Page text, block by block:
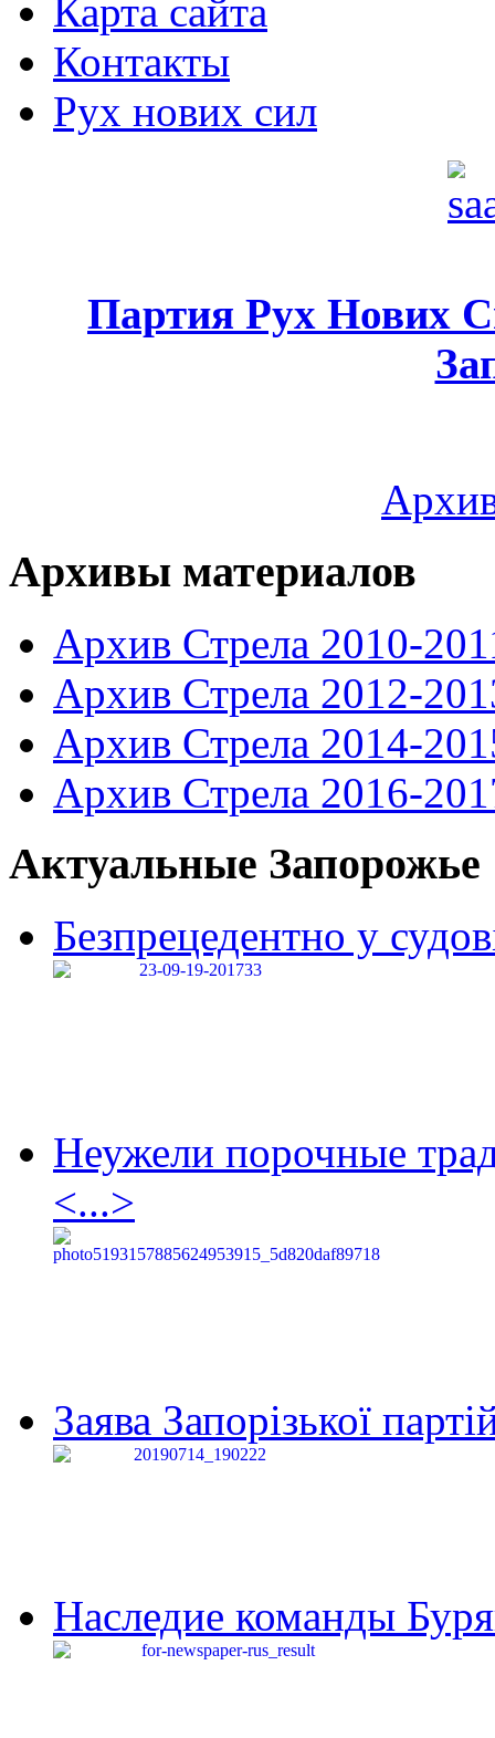
Карта сайта
Контакты
Рух нових сил
Партия Рух Нових
Архивы материалов
Архив Стрела 2010-
Архив Стрела 2012-
Архив Стрела 2014-
Архив Стрела 2016-
Актуальные Запорожье
Безпрецедентно у
Неужели порочные
<...>
Заява Запорізької
Наследие команды